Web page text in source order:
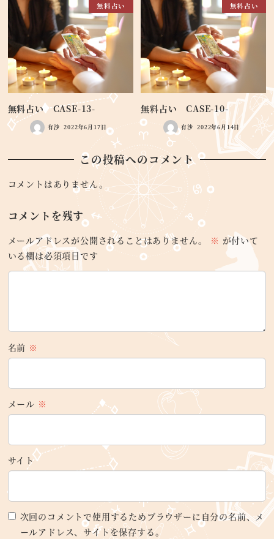
無料占い
無料占い CASE-13-
有沙 2022年6月17日
無料占い
無料占い CASE-10-
有沙 2022年6月14日
この投稿へのコメント
コメントはありません。
コメントを残す
メールアドレスが公開されることはありません。 ※ が付いて
いる欄は必須項目です
名前 ※
メール ※
サイト
次回のコメントで使用するためブラウザーに自分の名前、メ
ールアドレス、サイトを保存する。